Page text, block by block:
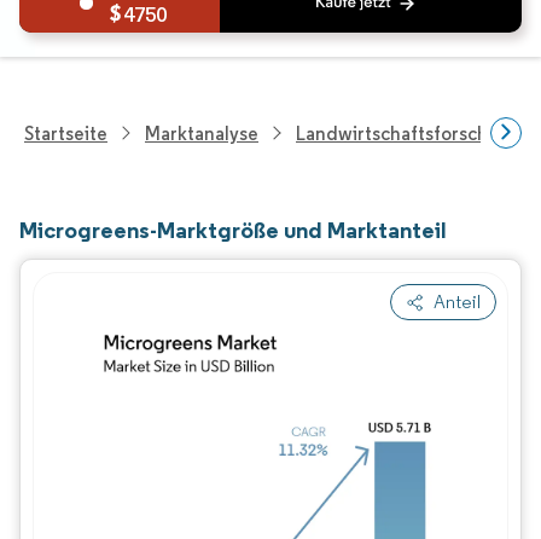
4750
Startseite Marktanalyse Landwirtschaftsforschung
Microgreens-Marktgröße und Marktanteil
Anteil